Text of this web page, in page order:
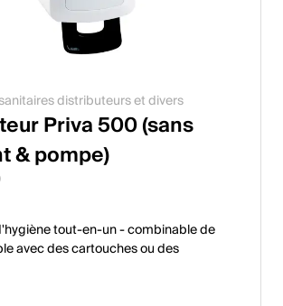
distributeurs et divers
Priva 500 (sans
& pompe)
tout-en-un - combinable de
avec des cartouches ou des